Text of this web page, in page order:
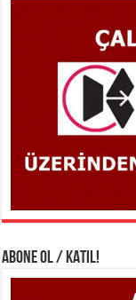
ABONE OL / KATIL!